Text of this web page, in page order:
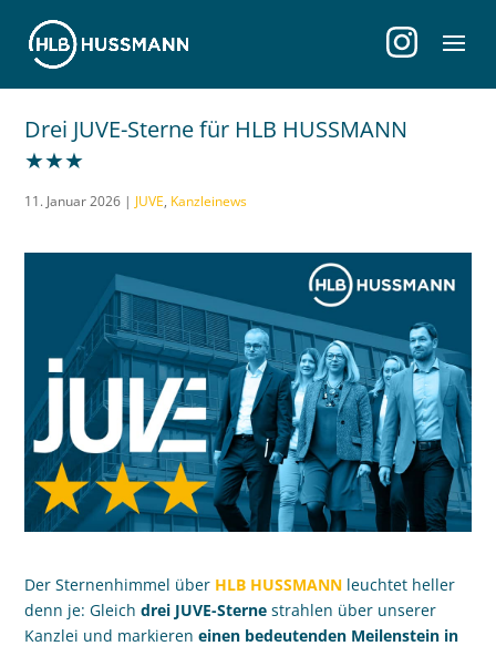
Drei JUVE-Sterne für HLB HUSSMANN
★★★
11. Januar 2026 | JUVE, Kanzleinews
Der Sternenhimmel über HLB HUSSMANN leuchtet heller
denn je: Gleichdrei JUVE-Sterne strahlen über unserer
Kanzlei und markiereneinen bedeutenden Meilenstein in